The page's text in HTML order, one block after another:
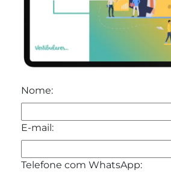
Nome:
E-mail:
Telefone com WhatsApp: